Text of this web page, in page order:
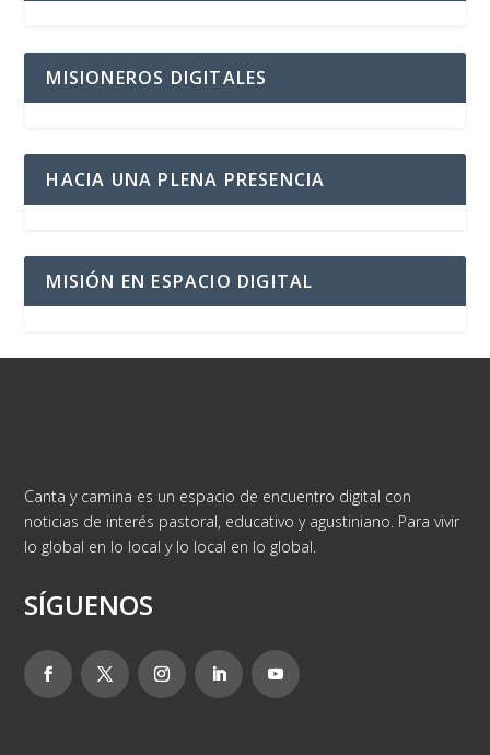
MISIONEROS DIGITALES
HACIA UNA PLENA PRESENCIA
MISIÓN EN ESPACIO DIGITAL
Canta y camina es un espacio de encuentro digital con
noticias de interés pastoral, educativo y agustiniano. Para vivir
lo global en lo local y lo local en lo global.
SÍGUENOS